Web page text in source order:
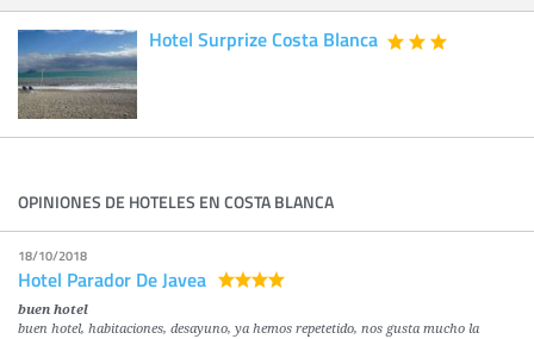
Hotel Surprize Costa Blanca
OPINIONES DE HOTELES EN COSTA BLANCA
18/10/2018
Hotel Parador De Javea
buen hotel
buen hotel, habitaciones, desayuno, ya hemos repetetido, nos gusta mucho la